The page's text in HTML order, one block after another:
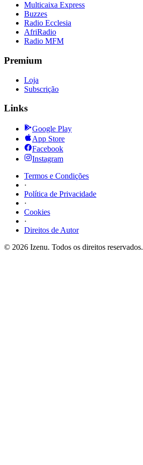
Multicaixa Express
Buzzes
Radio Ecclesia
AfriRadio
Radio MFM
Premium
Loja
Subscrição
Links
Google Play
App Store
Facebook
Instagram
Termos e Condições
·
Política de Privacidade
·
Cookies
·
Direitos de Autor
© 2026 Izenu. Todos os direitos reservados.